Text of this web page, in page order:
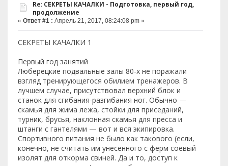
Re: СЕКРЕТЫ КАЧАЛКИ - Подготовка, первый год,
продолжение
« Ответ #1 : Апрель 21, 2017, 08:24:08 pm »
СЕКРЕТЫ КАЧАЛКИ 1
Первый год занятий
Люберецкие подвальные залы 80-х не поражали
взгляд тренирующегося обилием тренажеров. В
лучшем случае, присутствовал верхний блок и
станок для сгибания-разгибания ног. Обычно —
скамья для жима лежа, стойки для приседаний,
турник, брусья, наклонная скамья для пресса и
штанги с гантелями — вот и вся экипировка.
Спортивного питания не было как такового (если,
конечно, не считать им унесенного с ферм соевый
изолят для откорма свиней. Да и то, доступ к